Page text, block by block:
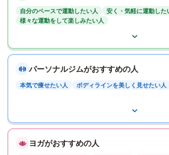
自分のペースで運動したい人
安く・気軽に運動した
様々な運動をして楽しみたい人
パーソナルジムがおすすめの人
本気で痩せたい人 ボディラインを美しく見せたい人
ヨガがおすすめの人